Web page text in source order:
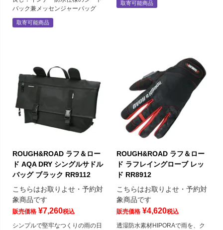
バック兼メッセンジャーバッグ
取寄可能商品
取寄可能商品
ROUGH&ROAD ラフ＆ロー
ド AQA DRY シングルサドル
バッグ ブラック RR9112
こちらはお取りよせ・予約対
象商品です
販売価格 ¥7,260税込
シンプルで堅牢なつくりの雨の日
ROUGH&ROAD ラフ＆ロー
ド ラフレイングローブ レッ
ド RR8912
こちらはお取りよせ・予約対
象商品です
販売価格 ¥4,620税込
透湿防水素材HIPORAで雨を、ク